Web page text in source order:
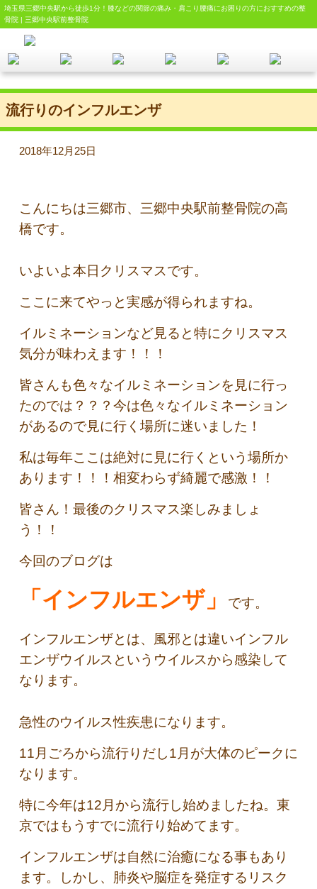
埼玉県三郷中央駅から徒歩1分！膝などの関節の痛み・肩こり腰痛にお困りの方におすすめの整
骨院 | 三郷中央駅前整骨院
流行りのインフルエンザ
2018年12月25日
こんにちは三郷市、三郷中央駅前整骨院の高
橋です。
いよいよ本日クリスマスです。
ここに来てやっと実感が得られますね。
イルミネーションなど見ると特にクリスマス
気分が味わえます！！！
皆さんも色々なイルミネーションを見に行っ
たのでは？？？今は色々なイルミネーション
があるので見に行く場所に迷いました！
私は毎年ここは絶対に見に行くという場所か
あります！！！相変わらず綺麗で感激！！
皆さん！最後のクリスマス楽しみましょ
う！！
今回のブログは
「インフルエンザ」 です。
インフルエンザとは、風邪とは違いインフル
エンザウイルスというウイルスから感染して
なります。
急性のウイルス性疾患になります。
11月ごろから流行りだし1月が大体のピークに
なります。
特に今年は12月から流行し始めましたね。東
京ではもうすでに流行り始めてます。
インフルエンザは自然に治癒になる事もあり
ます。しかし、肺炎や脳症を発症するリスク